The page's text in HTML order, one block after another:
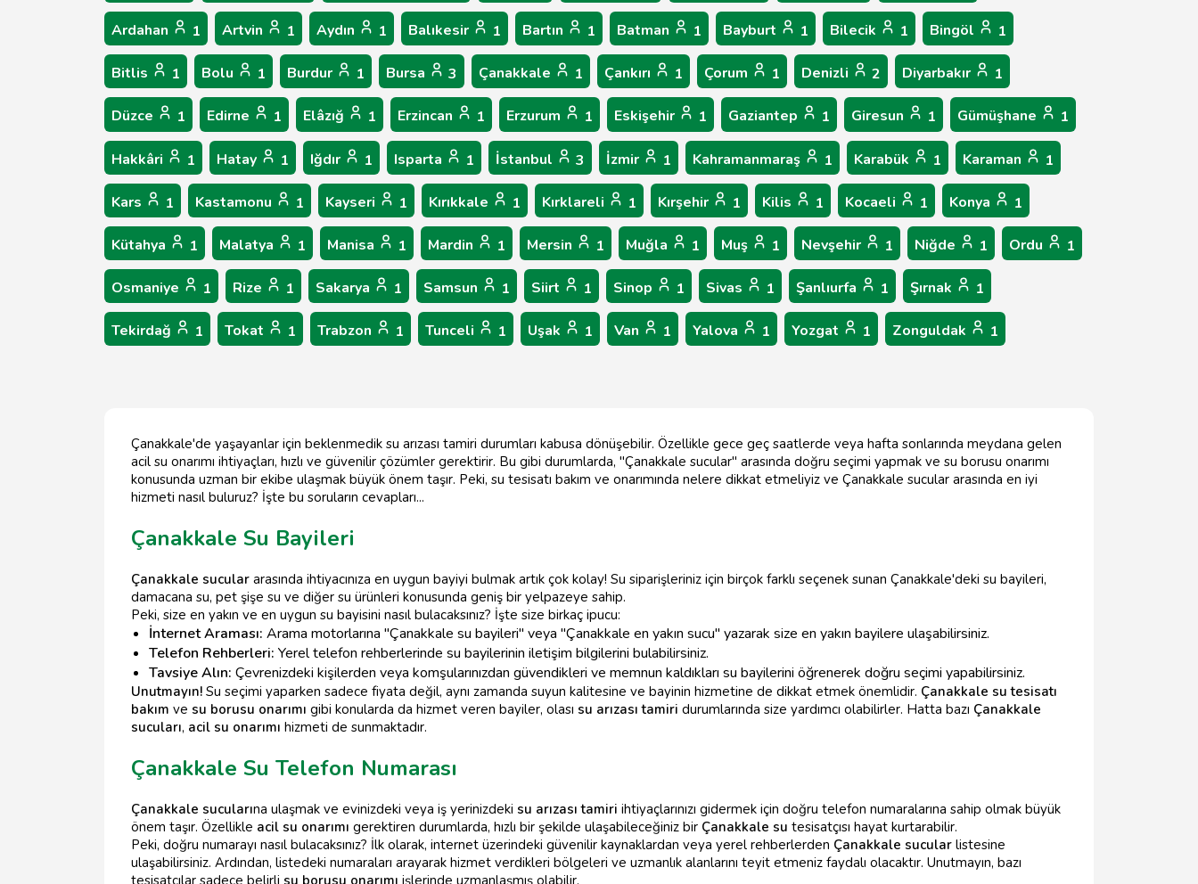
Ardahan 1 Artvin 1 Aydın 1 Balıkesir 1 Bartın 1 Batman 1 Bayburt 1 Bilecik 1 Bingöl 1
Bitlis 1 Bolu 1 Burdur 1 Bursa 3 Çanakkale 1 Çankırı 1 Çorum 1 Denizli 2 Diyarbakır 1
Düzce 1 Edirne 1 Elâzığ 1 Erzincan 1 Erzurum 1 Eskişehir 1 Gaziantep 1 Giresun 1 Gümüşhane 1
Hakkâri 1 Hatay 1 Iğdır 1 Isparta 1 İstanbul 3 İzmir 1 Kahramanmaraş 1 Karabük 1 Karaman 1
Kars 1 Kastamonu 1 Kayseri 1 Kırıkkale 1 Kırklareli 1 Kırşehir 1 Kilis 1 Kocaeli 1 Konya 1
Kütahya 1 Malatya 1 Manisa 1 Mardin 1 Mersin 1 Muğla 1 Muş 1 Nevşehir 1 Niğde 1 Ordu 1
Osmaniye 1 Rize 1 Sakarya 1 Samsun 1 Siirt 1 Sinop 1 Sivas 1 Şanlıurfa 1 Şırnak 1
Tekirdağ 1 Tokat 1 Trabzon 1 Tunceli 1 Uşak 1 Van 1 Yalova 1 Yozgat 1 Zonguldak 1
Çanakkale'de yaşayanlar için beklenmedik su arızası tamiri durumları kabusa dönüşebilir. Özellikle gece geç saatlerde veya hafta sonlarında meydana gelen
acil su onarımı ihtiyaçları, hızlı ve güvenilir çözümler gerektirir. Bu gibi durumlarda, "Çanakkale sucular" arasında doğru seçimi yapmak ve su borusu onarımı
konusunda uzman bir ekibe ulaşmak büyük önem taşır. Peki, su tesisatı bakım ve onarımında nelere dikkat etmeliyiz ve Çanakkale sucular arasında en iyi
hizmeti nasıl buluruz? İşte bu soruların cevapları...
Çanakkale Su Bayileri
Çanakkale sucular arasında ihtiyacınıza en uygun bayiyi bulmak artık çok kolay! Su siparişleriniz için birçok farklı seçenek sunan Çanakkale'deki su bayileri,
damacana su, pet şişe su ve diğer su ürünleri konusunda geniş bir yelpazeye sahip.
Peki, size en yakın ve en uygun su bayisini nasıl bulacaksınız? İşte size birkaç ipucu:
İnternet Araması: Arama motorlarına "Çanakkale su bayileri" veya "Çanakkale en yakın sucu" yazarak size en yakın bayilere ulaşabilirsiniz.
Telefon Rehberleri: Yerel telefon rehberlerinde su bayilerinin iletişim bilgilerini bulabilirsiniz.
Tavsiye Alın: Çevrenizdeki kişilerden veya komşularınızdan güvendikleri ve memnun kaldıkları su bayilerini öğrenerek doğru seçimi yapabilirsiniz.
Unutmayın! Su seçimi yaparken sadece fiyata değil, aynı zamanda suyun kalitesine ve bayinin hizmetine de dikkat etmek önemlidir. Çanakkale su tesisatı
bakım ve su borusu onarımı gibi konularda da hizmet veren bayiler, olası su arızası tamiri durumlarında size yardımcı olabilirler. Hatta bazı Çanakkale
sucuları, acil su onarımı hizmeti de sunmaktadır.
Çanakkale Su Telefon Numarası
Çanakkale sucularına ulaşmak ve evinizdeki veya iş yerinizdeki su arızası tamiri ihtiyaçlarınızı gidermek için doğru telefon numaralarına sahip olmak büyük
önem taşır. Özellikle acil su onarımı gerektiren durumlarda, hızlı bir şekilde ulaşabileceğiniz bir Çanakkale su tesisatçısı hayat kurtarabilir.
Peki, doğru numarayı nasıl bulacaksınız? İlk olarak, internet üzerindeki güvenilir kaynaklardan veya yerel rehberlerden Çanakkale sucular listesine
ulaşabilirsiniz. Ardından, listedeki numaraları arayarak hizmet verdikleri bölgeleri ve uzmanlık alanlarını teyit etmeniz faydalı olacaktır. Unutmayın, bazı
tesisatçılar sadece belirli su borusu onarımı işlerinde uzmanlaşmış olabilir.